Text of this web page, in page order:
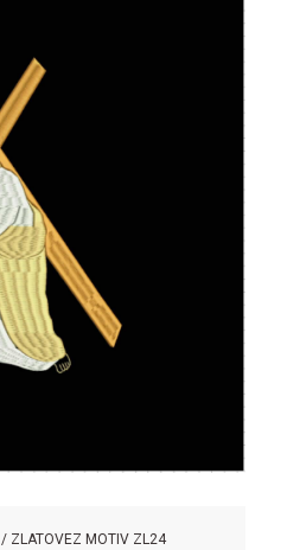
/ ZLATOVEZ MOTIV ZL24